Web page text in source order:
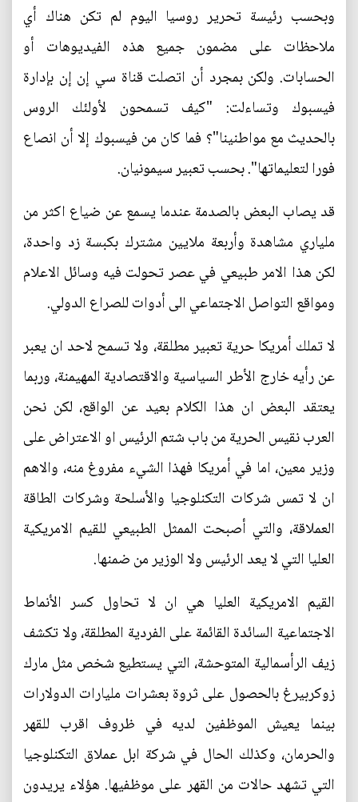
وبحسب رئيسة تحرير روسيا اليوم لم تكن هناك أي
ملاحظات على مضمون جميع هذه الفيديوهات أو
الحسابات. ولكن بمجرد أن اتصلت قناة سي إن إن بإدارة
فيسبوك وتساءلت: "كيف تسمحون لأولئك الروس
بالحديث مع مواطنينا"؟ فما كان من فيسبوك إلا أن انصاع
فورا لتعليماتها". بحسب تعبير سيمونيان.
قد يصاب البعض بالصدمة عندما يسمع عن ضياع اكثر من
ملياري مشاهدة وأربعة ملايين مشترك بكبسة زد واحدة،
لكن هذا الامر طبيعي في عصر تحولت فيه وسائل الاعلام
ومواقع التواصل الاجتماعي الى أدوات للصراع الدولي.
لا تملك أمريكا حرية تعبير مطلقة، ولا تسمح لاحد ان يعبر
عن رأيه خارج الأطر السياسية والاقتصادية المهيمنة، وربما
يعتقد البعض ان هذا الكلام بعيد عن الواقع، لكن نحن
العرب نقيس الحرية من باب شتم الرئيس او الاعتراض على
وزير معين، اما في أمريكا فهذا الشيء مفروغ منه، والاهم
ان لا تمس شركات التكنلوجيا والأسلحة وشركات الطاقة
العملاقة، والتي أصبحت الممثل الطبيعي للقيم الامريكية
العليا التي لا يعد الرئيس ولا الوزير من ضمنها.
القيم الامريكية العليا هي ان لا تحاول كسر الأنماط
الاجتماعية السائدة القائمة على الفردية المطلقة، ولا تكشف
زيف الرأسمالية المتوحشة، التي يستطيع شخص مثل مارك
زوكربيرغ بالحصول على ثروة بعشرات مليارات الدولارات
بينما يعيش الموظفين لديه في ظروف اقرب للقهر
والحرمان، وكذلك الحال في شركة ابل عملاق التكنلوجيا
التي تشهد حالات من القهر على موظفيها. هؤلاء يريدون